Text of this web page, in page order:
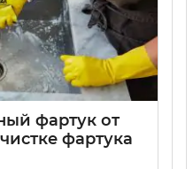
фартук от
фартука